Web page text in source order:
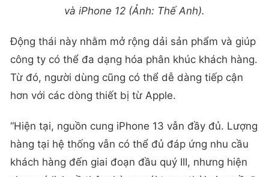
và iPhone 12 (Ảnh: Thế Anh).
Động thái này nhằm mở rộng dải sản phẩm và giúp
công ty có thể đa dạng hóa phân khúc khách hàng.
Từ đó, người dùng cũng có thể dễ dàng tiếp cận
hơn với các dòng thiết bị từ Apple.
“Hiện tại, nguồn cung iPhone 13 vẫn đầy đủ. Lượng
hàng tại hệ thống vẫn có thể đủ đáp ứng nhu cầu
khách hàng đến giai đoạn đầu quý III, nhưng hiện